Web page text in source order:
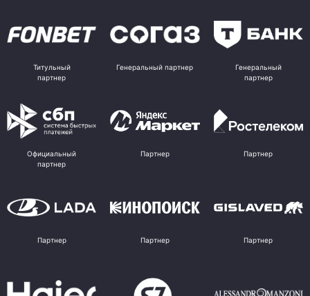
Титульный
партнер
Генеральный партнер
Генеральный
партнер
Официальный
партнер
Партнер Партнер
Партнер Партнер Партнер